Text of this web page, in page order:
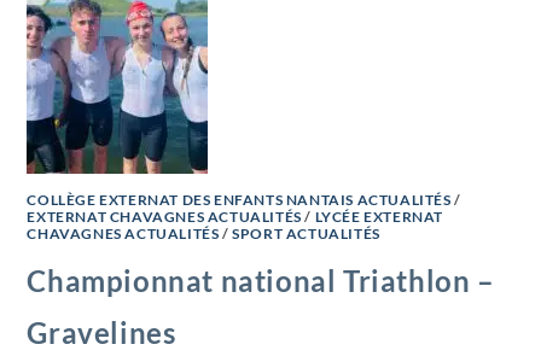
COLLÈGE EXTERNAT DES ENFANTS NANTAIS ACTUALITÉS /
EXTERNAT CHAVAGNES ACTUALITÉS / LYCÉE EXTERNAT
CHAVAGNES ACTUALITÉS /SPORT ACTUALITÉS
Championnat national Triathlon –
Gravelines